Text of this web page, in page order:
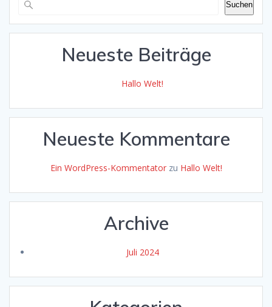
Suchen
Neueste Beiträge
Hallo Welt!
Neueste Kommentare
Ein WordPress-Kommentatorzu Hallo Welt!
Archive
Juli 2024